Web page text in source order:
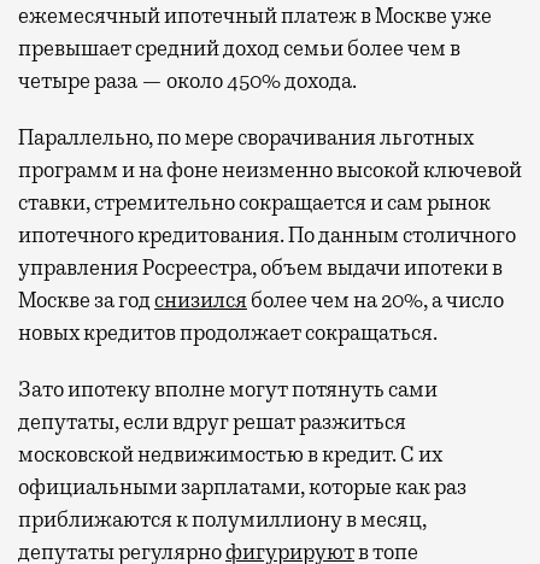
ежемесячный ипотечный платеж в Москве уже
превышает средний доход семьи более чем в
четыре раза — около 450% дохода.
Параллельно, по мере сворачивания льготных
программ и на фоне неизменно высокой ключевой
ставки, стремительно сокращается и сам рынок
ипотечного кредитования. По данным столичного
управления Росреестра, объем выдачи ипотеки в
Москве за годснизилсяболее чем на 20%, а число
новых кредитов продолжает сокращаться.
Зато ипотеку вполне могут потянуть сами
депутаты, если вдруг решат разжиться
московской недвижимостью в кредит. С их
официальными зарплатами, которые как раз
приближаются к полумиллиону в месяц,
депутаты регулярнофигурируютв топе